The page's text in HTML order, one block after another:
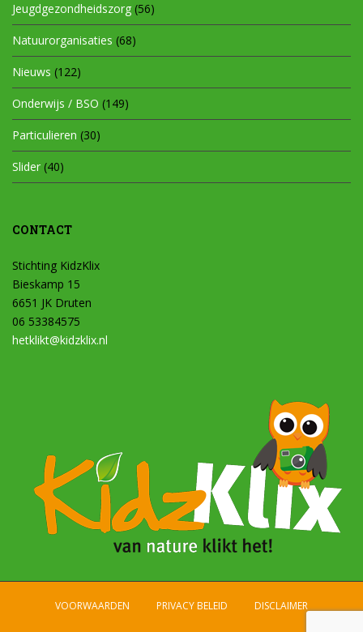
Jeugdgezondheidszorg (56)
Natuurorganisaties (68)
Nieuws (122)
Onderwijs / BSO (149)
Particulieren (30)
Slider (40)
CONTACT
Stichting KidzKlix
Bieskamp 15
6651 JK Druten
06 53384575
hetklikt@kidzklix.nl
VOORWAARDEN PRIVACY BELEID DISCLAIMER